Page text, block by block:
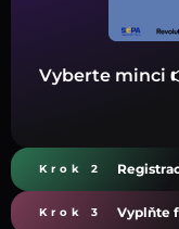
Vyberte minci
Krok 2
Krok 3 Vyplňte